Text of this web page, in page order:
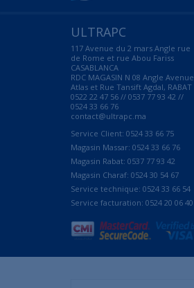
ULTRAPC
117 Avenue du 2 mars Angle rue
de Rome et rue Abou Fariss
CASABLANCA
RDC MAGASIN N 08 Angle Avenue
Atlas et Rue Tansift Agdal, RABAT
0522 22 47 56 // 0537 77 93 42 //
0524 33 66 76
contact@ultrapc.ma
Service Client: 0524 33 66 75
Magasin Massar: 0524 33 66 76
Magasin Rabat: 0537 77 93 42
Magasin Charaf: 0524 30 54 67
Service technique: 0524 33 66 54
Service facturation: 0524 20 06 40